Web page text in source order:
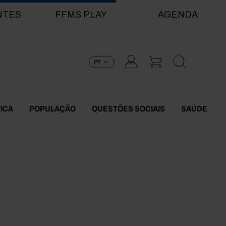
FFMS PLAY AGENDA
PT
POPULAÇÃO QUESTÕES SOCIAIS SAÚDE